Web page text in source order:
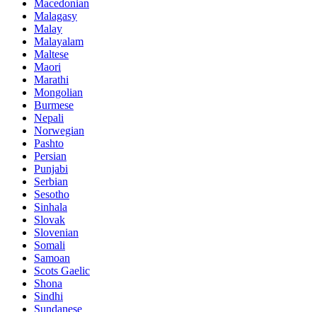
Macedonian
Malagasy
Malay
Malayalam
Maltese
Maori
Marathi
Mongolian
Burmese
Nepali
Norwegian
Pashto
Persian
Punjabi
Serbian
Sesotho
Sinhala
Slovak
Slovenian
Somali
Samoan
Scots Gaelic
Shona
Sindhi
Sundanese